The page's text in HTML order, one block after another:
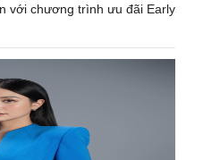
với chương trình ưu đãi Early